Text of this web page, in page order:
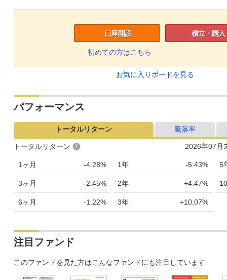
口座開設
初めての方はこちら
積立・購入
お気に入りボードを見る
パフォーマンス
トータルリターン 騰落率
2026年07月
トータルリターン
1ヶ月 -4.28%
3ヶ月 -2.45%
6ヶ月 -1.22%
1年 -5.43%
2年 +4.47%
3年 +10.07%
5
注目ファンド
このファンドを見た方はこんなファンドにも注目しています